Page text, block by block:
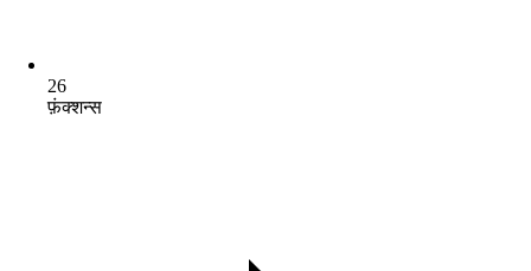
26
फ़ंक्शन्स